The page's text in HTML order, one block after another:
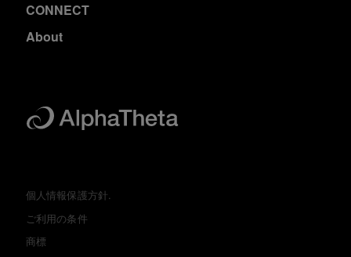
CONNECT
About
個人情報保護方針.
ご利用の条件
商標